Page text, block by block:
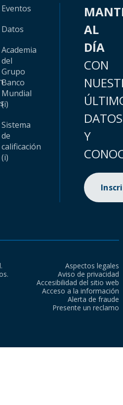
Eventos
Datos
Academia
del
Grupo
Banco
Mundial
(i)
Sistema
de
calificación
(i)
AL
DÍA
CON
DATOS
Y
Aspectos legales
Aviso de privacidad
Accesibilidad del sitio web
Acceso a la información
Alerta de fraude
Presente un reclamo